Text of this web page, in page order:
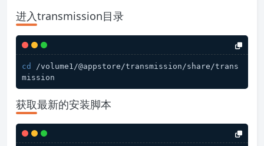
进入transmission目录
cd
/volume1/@appstore/transmission/share/trans
获取最新的安装脚本